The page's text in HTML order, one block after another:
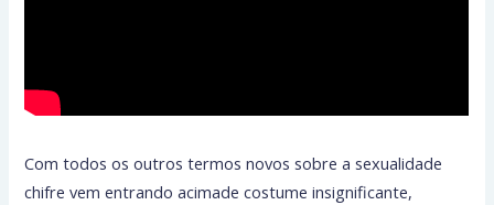
Com todos os outros termos novos sobre a sexualidade
chifre vem entrando acimade costume insignificante,